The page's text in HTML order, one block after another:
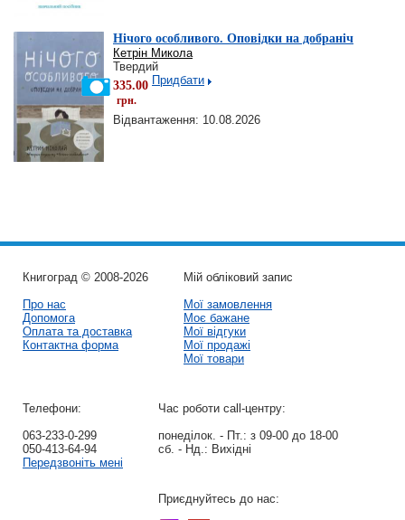
Нічого особливого. Оповідки на добраніч
Кетрін Микола
Твердий
335.00
грн.
Придбати
Відвантаження: 10.08.2026
Книгоград © 2008-2026
Про нас
Допомога
Оплата та доставка
Контактна форма
Мій обліковий запис
Мої замовлення
Моє бажане
Мої відгуки
Мої продажі
Мої товари
Телефони:
063-233-0-299
050-413-64-94
Передзвоніть мені
Час роботи call-центру:
понеділок. - Пт.: з 09-00 до 18-00
сб. - Нд.: Вихідні
Приєднуйтесь до нас: